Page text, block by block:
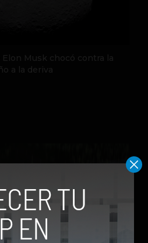
Musk chocó contra la
a la deriva